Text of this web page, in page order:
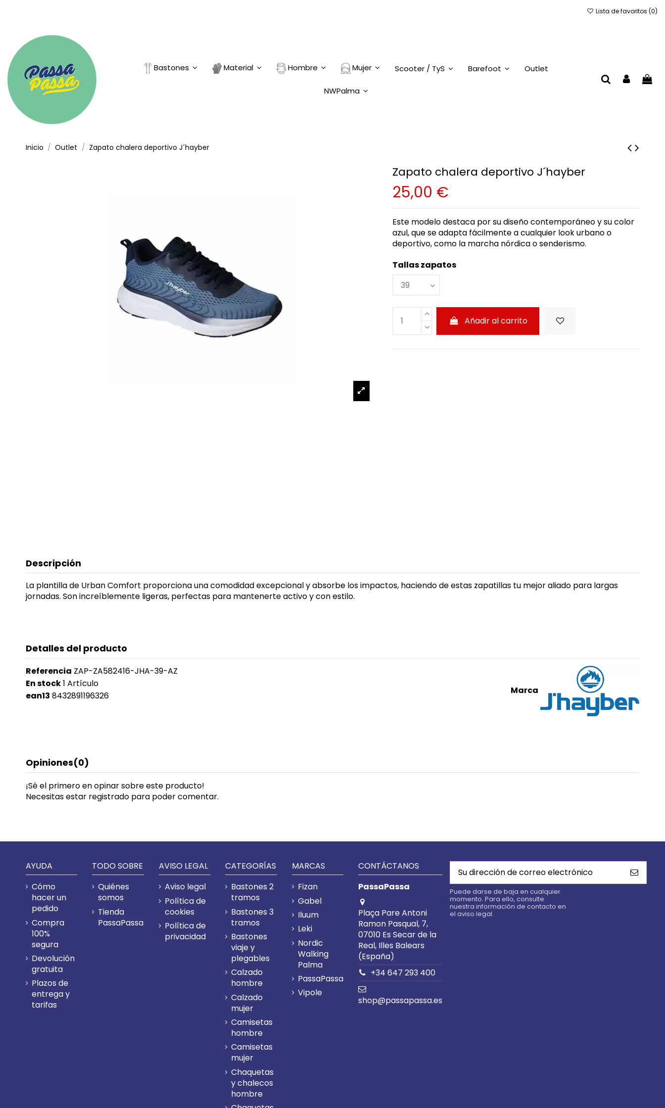
Lista de favoritos (0)
Bastones Material Hombre Mujer Scooter / TyS Barefoot Outlet
NWPalma
Inicio Outlet Zapato chalera deportivo J´hayber
Zapato chalera deportivo J´hayber
25,00 €
Este modelo destaca por su diseño contemporáneo y su color
azul, que se adapta fácilmente a cualquier look urbano o
deportivo, como la marcha nórdica o senderismo.
Tallas zapatos
Añadir al carrito
Descripción
La plantilla de Urban Comfort proporciona una comodidad excepcional y absorbe los impactos, haciendo de estas zapatillas tu mejor aliado para largas
jornadas. Son increíblemente ligeras, perfectas para mantenerte activo y con estilo.
Detalles del producto
Marca
Referencia ZAP-ZA582416-JHA-39-AZ
En stock1 Artículo
ean13 8432891196326
Opiniones(0)
¡Sé el primero en opinar sobre este producto!
Necesitas estar registrado para poder comentar.
AYUDA
Cómo
hacer un
pedido
Compra
100%
segura
Devolución
gratuita
Plazos de
entrega y
tarifas
TODO SOBRE
Quiénes
somos
Tienda
PassaPassa
AVISO LEGAL
Aviso legal
Política de
cookies
Política de
privacidad
CATEGORÍAS
Bastones 2
tramos
Bastones 3
tramos
Bastones
viaje y
plegables
Calzado
hombre
Calzado
mujer
Camisetas
hombre
Camisetas
mujer
Chaquetas
y chalecos
hombre
MARCAS
Fizan
Gabel
Iluum
Leki
Nordic
Walking
Palma
PassaPassa
Vipole
CONTÁCTANOS
PassaPassa
Plaça Pare Antoni
Ramon Pasqual, 7,
07010 Es Secar de la
Real, Illes Balears
(España)
+34 647 293 400
shop@passapassa.es
Puede darse de baja en cualquier
momento. Para ello, consulte
nuestra información de contacto en
el aviso legal.